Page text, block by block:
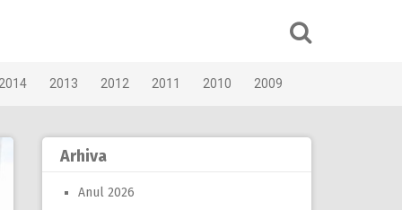
2013 2012 2011 2010 2009
Arhiva
Anul 2026